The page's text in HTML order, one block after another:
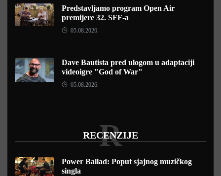
Predstavljamo program Open Air
premijere 32. SFF-a
05.08.2026.
Dave Bautista pred ulogom u adaptaciji
videoigre "God of War"
05.08.2026.
RECENZIJE
R
Power Ballad: Poput sjajnog muzičkog
singla